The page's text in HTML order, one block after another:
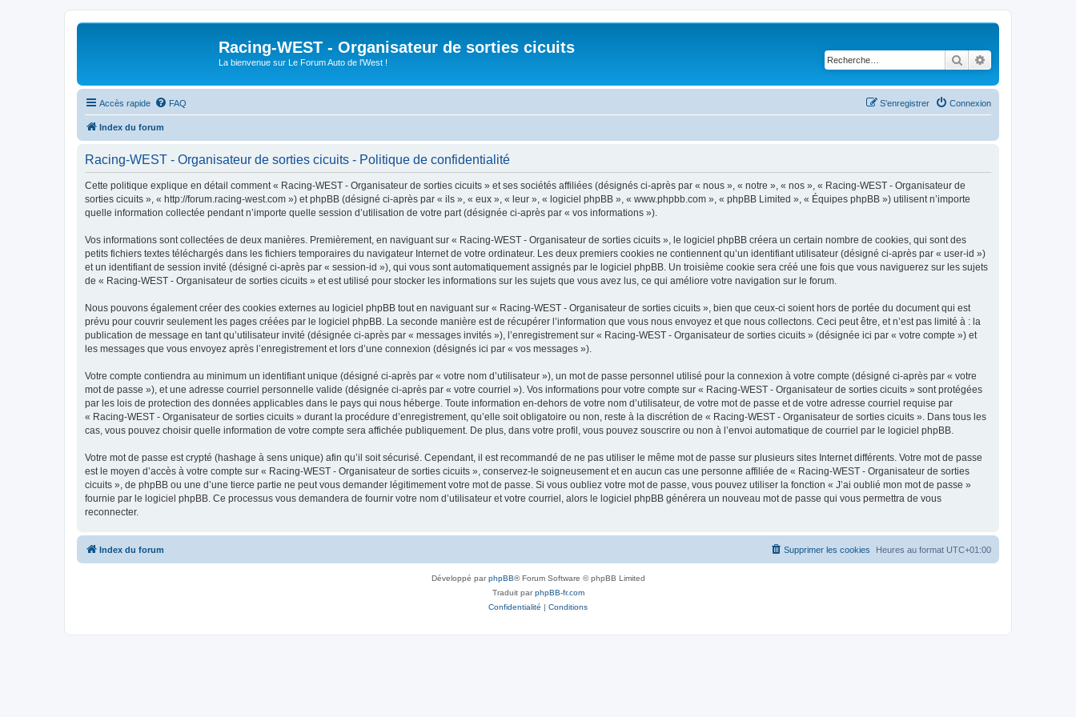
Racing-WEST - Organisateur de sorties cicuits
La bienvenue sur Le Forum Auto de l'West ! Rechercher
Accès rapide FAQ Connexion
S’enregistrer
Index du forum
Racing-WEST - Organisateur de sorties cicuits - Politique de confidentialité
Cette politique explique en détail comment « Racing-WEST - Organisateur de sorties cicuits » et ses sociétés affiliées (désignés ci-après par « nous », « notre », « nos », « Racing-WEST - Organisateur de
sorties cicuits », « http://forum.racing-west.com ») et phpBB (désigné ci-après par « ils », « eux », « leur », « logiciel phpBB », « www.phpbb.com », « phpBB Limited », « Équipes phpBB ») utilisent n’importe
quelle information collectée pendant n’importe quelle session d’utilisation de votre part (désignée ci-après par « vos informations »).
Vos informations sont collectées de deux manières. Premièrement, en naviguant sur « Racing-WEST - Organisateur de sorties cicuits », le logiciel phpBB créera un certain nombre de cookies, qui sont des
petits fichiers textes téléchargés dans les fichiers temporaires du navigateur Internet de votre ordinateur. Les deux premiers cookies ne contiennent qu’un identifiant utilisateur (désigné ci-après par « user-id »)
et un identifiant de session invité (désigné ci-après par « session-id »), qui vous sont automatiquement assignés par le logiciel phpBB. Un troisième cookie sera créé une fois que vous naviguerez sur les sujets
de « Racing-WEST - Organisateur de sorties cicuits » et est utilisé pour stocker les informations sur les sujets que vous avez lus, ce qui améliore votre navigation sur le forum.
Nous pouvons également créer des cookies externes au logiciel phpBB tout en naviguant sur « Racing-WEST - Organisateur de sorties cicuits », bien que ceux-ci soient hors de portée du document qui est
prévu pour couvrir seulement les pages créées par le logiciel phpBB. La seconde manière est de récupérer l’information que vous nous envoyez et que nous collectons. Ceci peut être, et n’est pas limité à : la
publication de message en tant qu’utilisateur invité (désignée ci-après par « messages invités »), l’enregistrement sur « Racing-WEST - Organisateur de sorties cicuits » (désignée ici par « votre compte ») et
les messages que vous envoyez après l’enregistrement et lors d’une connexion (désignés ici par « vos messages »).
Votre compte contiendra au minimum un identifiant unique (désigné ci-après par « votre nom d’utilisateur »), un mot de passe personnel utilisé pour la connexion à votre compte (désigné ci-après par « votre
mot de passe »), et une adresse courriel personnelle valide (désignée ci-après par « votre courriel »). Vos informations pour votre compte sur « Racing-WEST - Organisateur de sorties cicuits » sont protégées
par les lois de protection des données applicables dans le pays qui nous héberge. Toute information en-dehors de votre nom d’utilisateur, de votre mot de passe et de votre adresse courriel requise par
« Racing-WEST - Organisateur de sorties cicuits » durant la procédure d’enregistrement, qu’elle soit obligatoire ou non, reste à la discrétion de « Racing-WEST - Organisateur de sorties cicuits ». Dans tous les
cas, vous pouvez choisir quelle information de votre compte sera affichée publiquement. De plus, dans votre profil, vous pouvez souscrire ou non à l’envoi automatique de courriel par le logiciel phpBB.
Votre mot de passe est crypté (hashage à sens unique) afin qu’il soit sécurisé. Cependant, il est recommandé de ne pas utiliser le même mot de passe sur plusieurs sites Internet différents. Votre mot de passe
est le moyen d’accès à votre compte sur « Racing-WEST - Organisateur de sorties cicuits », conservez-le soigneusement et en aucun cas une personne affiliée de « Racing-WEST - Organisateur de sorties
cicuits », de phpBB ou une d’une tierce partie ne peut vous demander légitimement votre mot de passe. Si vous oubliez votre mot de passe, vous pouvez utiliser la fonction « J’ai oublié mon mot de passe »
fournie par le logiciel phpBB. Ce processus vous demandera de fournir votre nom d’utilisateur et votre courriel, alors le logiciel phpBB générera un nouveau mot de passe qui vous permettra de vous
reconnecter.
Index du forum Heures au format UTC+01:00
Supprimer les cookies
Développé parphpBB® Forum Software © phpBB Limited
Traduit parphpBB-fr.com
Confidentialité | Conditions